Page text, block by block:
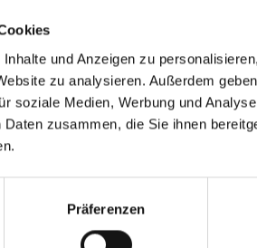
und Anzeigen zu
zu analysieren. Außerdem
soziale Medien, Werbung und
zusammen, die Sie ihnen
Präferenzen
stellte sich nach
Einfluss von THC
Der 24-Jährige musste